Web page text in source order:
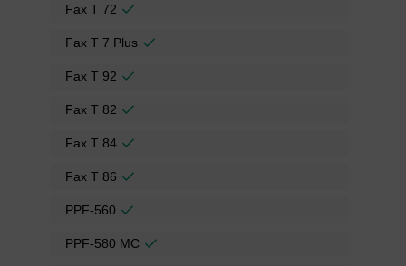
Fax T 72
Fax T 7 Plus
Fax T 92
Fax T 82
Fax T 84
Fax T 86
PPF-560
PPF-580 MC